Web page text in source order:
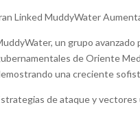
Linked MuddyWater
un grupo
de Oriente
una creciente
de ataque y vectores